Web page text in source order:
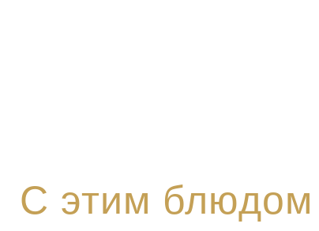
C этим блюдом